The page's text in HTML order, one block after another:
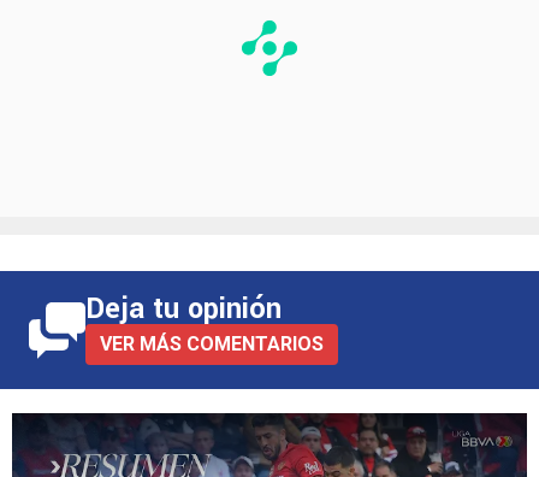
Deja tu opinión
VER MÁS COMENTARIOS